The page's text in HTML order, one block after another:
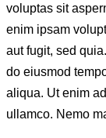
voluptas sit
enim ipsam
aut fugit, sed
do eiusmod
aliqua. Ut enim
ullamco. Nemo